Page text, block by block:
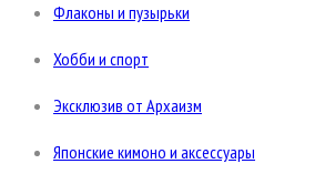
Флаконы и пузырьки
Хобби и спорт
Эксклюзив от Архаизм
Японские кимоно и аксессуары